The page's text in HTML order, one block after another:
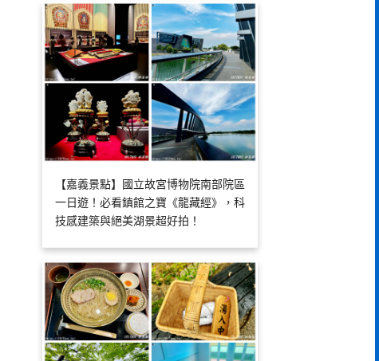
【嘉義景點】國立故宮博物院南部院區
一日遊！必看鎮館之寶《龍藏經》，科
技感建築與絕美湖景超好拍！